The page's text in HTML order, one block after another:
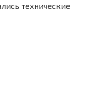
технические